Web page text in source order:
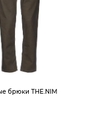
брюки THE.NIM